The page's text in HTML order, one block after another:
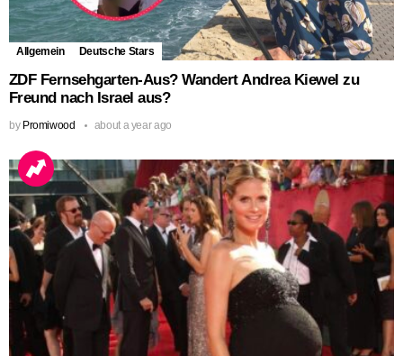
Allgemein Deutsche Stars
ZDF Fernsehgarten-Aus? Wandert Andrea Kiewel zu
Freund nach Israel aus?
by Promiwood about a year ago